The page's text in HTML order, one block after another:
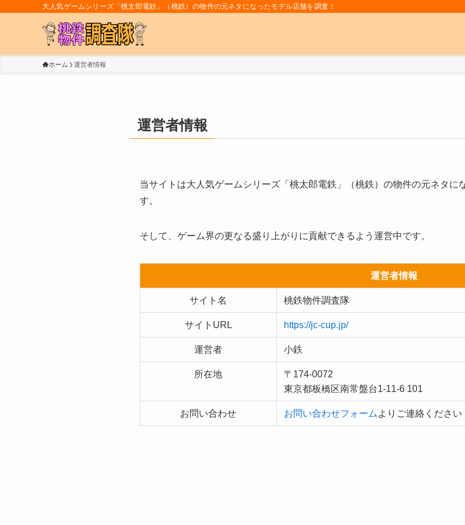
大人気ゲームシリーズ「桃太郎電鉄」（桃鉄）の物件の元ネタになったモデル店舗を調査！
ホーム 運営者情報
運営者情報
当サイトは大人気ゲームシリーズ「桃太郎電鉄」（桃鉄）の物件の元ネタに
す。
そして、ゲーム界の更なる盛り上がりに貢献できるよう運営中です。
運営者情報
サイト名 桃鉄物件調査隊
サイトURL https://jc-cup.jp/
運営者 小鉄
所在地
〒174-0072
東京都板橋区南常盤台1-11-6 101
お問い合わせ お問い合わせフォーム よりご連絡ください